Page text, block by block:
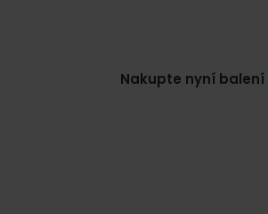
Nakupte nyní balení